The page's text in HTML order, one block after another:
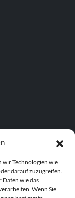
wir Technologien wie
darauf zuzugreifen.
Daten wie das
Wenn Sie